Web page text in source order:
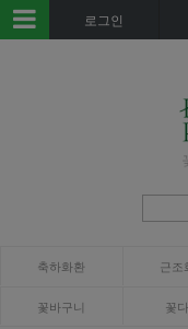
로그인
축하화환 근조
꽃바구니 꽃